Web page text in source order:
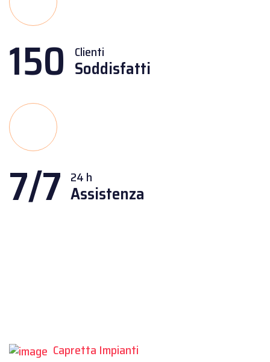
150 Clienti
Soddisfatti
7/7 24 h
Assistenza
Capretta Impianti